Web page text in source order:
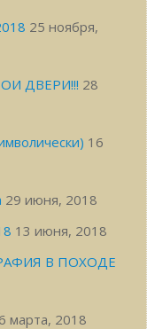
25 ноября,
ДВЕРИ!!! 28
16
29 июня, 2018
13 июня, 2018
В ПОХОДЕ
марта, 2018